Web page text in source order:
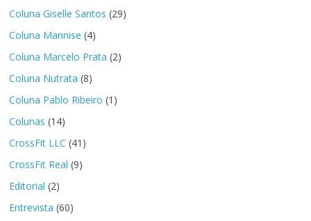
Coluna Giselle Santos (29)
Coluna Mannise (4)
Coluna Marcelo Prata (2)
Coluna Nutrata (8)
Coluna Pablo Ribeiro (1)
Colunas (14)
CrossFit LLC (41)
CrossFit Real (9)
Editorial (2)
Entrevista (60)